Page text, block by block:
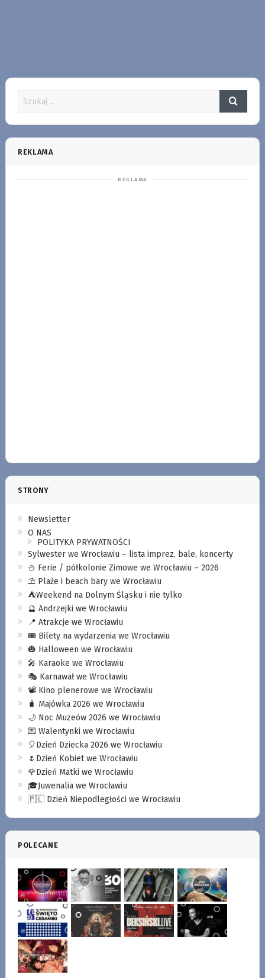
REKLAMA
STRONY
Newsletter
O NAS
POLITYKA PRYWATNOŚCI
Sylwester we Wrocławiu – lista imprez, bale, koncerty
⛄️ Ferie / półkolonie Zimowe we Wrocławiu – 2026
⛱️ Plaże i beach bary we Wrocławiu
⛺️Weekend na Dolnym Śląsku i nie tylko
🔮 Andrzejki we Wrocławiu
📍 Atrakcje we Wrocławiu
🎟️ Bilety na wydarzenia we Wrocławiu
🎃 Halloween we Wrocławiu
🎤 Karaoke we Wrocławiu
🎭 Karnawał we Wrocławiu
📽️ Kino plenerowe we Wrocławiu
🧳 Majówka 2026 we Wrocławiu
🌙 Noc Muzeów 2026 we Wrocławiu
💌 Walentynki we Wrocławiu
🎈Dzień Dziecka 2026 we Wrocławiu
🌷Dzień Kobiet we Wrocławiu
🌹Dzień Matki we Wrocławiu
🎓Juwenalia we Wrocławiu
🇵🇱 Dzień Niepodległości we Wrocławiu
POLECANE